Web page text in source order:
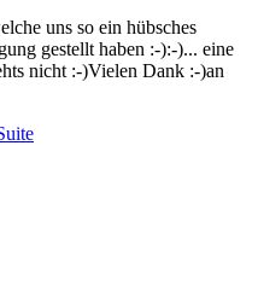
uns so ein hübsches
gestellt haben :-):-)... eine
nicht :-)Vielen Dank :-)an